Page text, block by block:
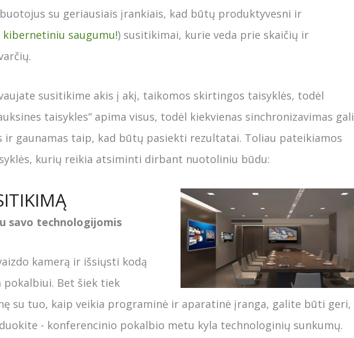
su geriausiais įrankiais, kad būtų produktyvesni ir
kibernetiniu saugumu!) susitikimai, kurie veda prie skaičių ir
susitikime akis į akį, taikomos skirtingos taisyklės, todėl
taisykles“ apima visus, todėl kiekvienas sinchronizavimas gali
gaunamas taip, kad būtų pasiekti rezultatai. Toliau pateikiamos
kurių reikia atsiminti dirbant nuotoliniu būdu:
savo technologijomis
kamerą ir išsiųsti kodą
pokalbiui. Bet šiek tiek
su tuo, kaip veikia programinė ir aparatinė įranga, galite būti geri,
- konferencinio pokalbio metu kyla technologinių sunkumų.